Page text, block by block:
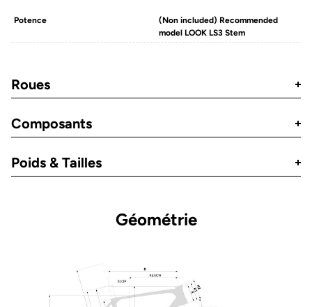
Potence
(Non included) Recommended
model LOOK LS3 Stem
Roues
Composants
Poids & Tailles
Géométrie